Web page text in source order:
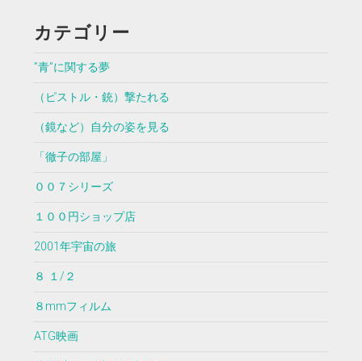
カテゴリー
”青”に関する夢
（ピストル・銃）撃たれる
（鏡など）自分の姿を見る
「徹子の部屋」
００７シリーズ
１００円ショップ店
2001年宇宙の旅
８ １/２
８mmフィルム
ATG映画